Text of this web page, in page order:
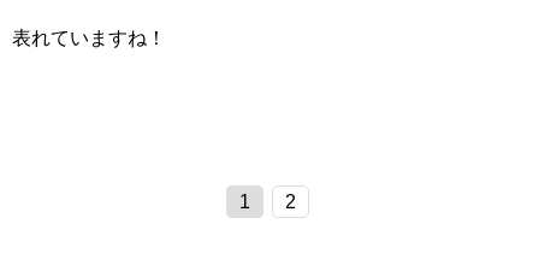
表れていますね！
1 2